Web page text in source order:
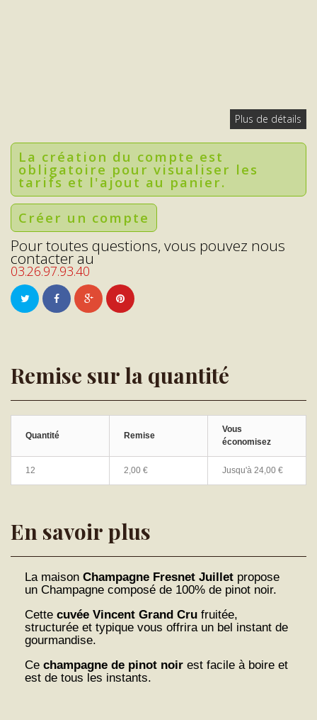
Plus de détails
La création du compte est
obligatoire pour visualiser les
tarifs et l'ajout au panier.
Créer un compte
Pour toutes questions, vous pouvez nous
contacter au
03.26.97.93.40
Remise sur la quantité
Quantité Remise
Vous
économisez
12 2,00 € Jusqu'à 24,00 €
En savoir plus
La maison Champagne Fresnet Juillet propose
un Champagne composé de 100% de pinot noir.
Cette cuvée Vincent Grand Cru fruitée,
structurée et typique vous offrira un bel instant de
gourmandise.
Ce champagne de pinot noir est facile à boire et
est de tous les instants.